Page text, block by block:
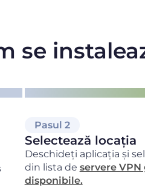
se
Pasul 2
Selectează locația
Deschideți aplicația și
din lista de servere
disponibile.